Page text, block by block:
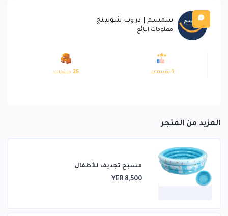
سمسم | دروب شوبينج
معلومات البائع
1 تقييمات 25 منتجات
المزيد من المتجر
مسبح تجديف للأطفال
YER 8,500